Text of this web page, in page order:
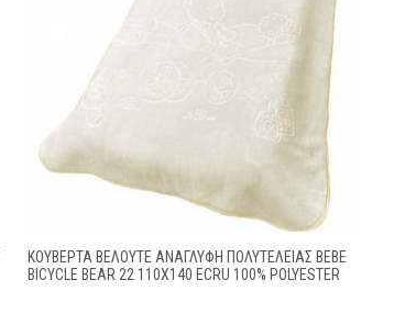
ΚΟΥΒΈΡΤΑ ΒΕΛΟΥΤΈ ΑΝΆΓΛΥΦΗ ΠΟΛΥΤΕΛΕΊΑΣ BEBE
BICYCLE BEAR 22 110X140 ECRU 100% POLYESTER